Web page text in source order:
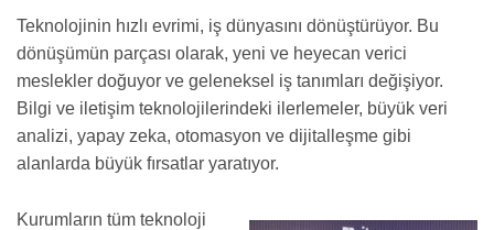
Teknolojinin hızlı evrimi, iş dünyasını dönüştürüyor. Bu
dönüşümün parçası olarak, yeni ve heyecan verici
meslekler doğuyor ve geleneksel iş tanımları değişiyor.
Bilgi ve iletişim teknolojilerindeki ilerlemeler, büyük veri
analizi, yapay zeka, otomasyon ve dijitalleşme gibi
alanlarda büyük fırsatlar yaratıyor.
Kurumların tüm teknoloji